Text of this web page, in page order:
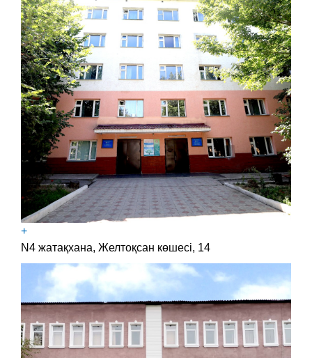
+
N4 жатақхана, Желтоқсан көшесі, 14